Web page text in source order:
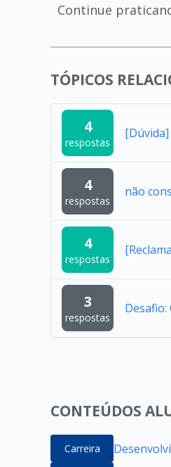
Continue
TÓPICOS
4
respostas
4
respostas
não
4
respostas
3
respostas
Desafio:
CONTEÚDOS
Carreira